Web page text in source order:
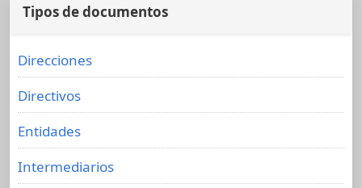
Tipos de documentos
Direcciones
Directivos
Entidades
Intermediarios